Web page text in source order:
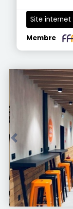
Site internet
Membre
Précédent